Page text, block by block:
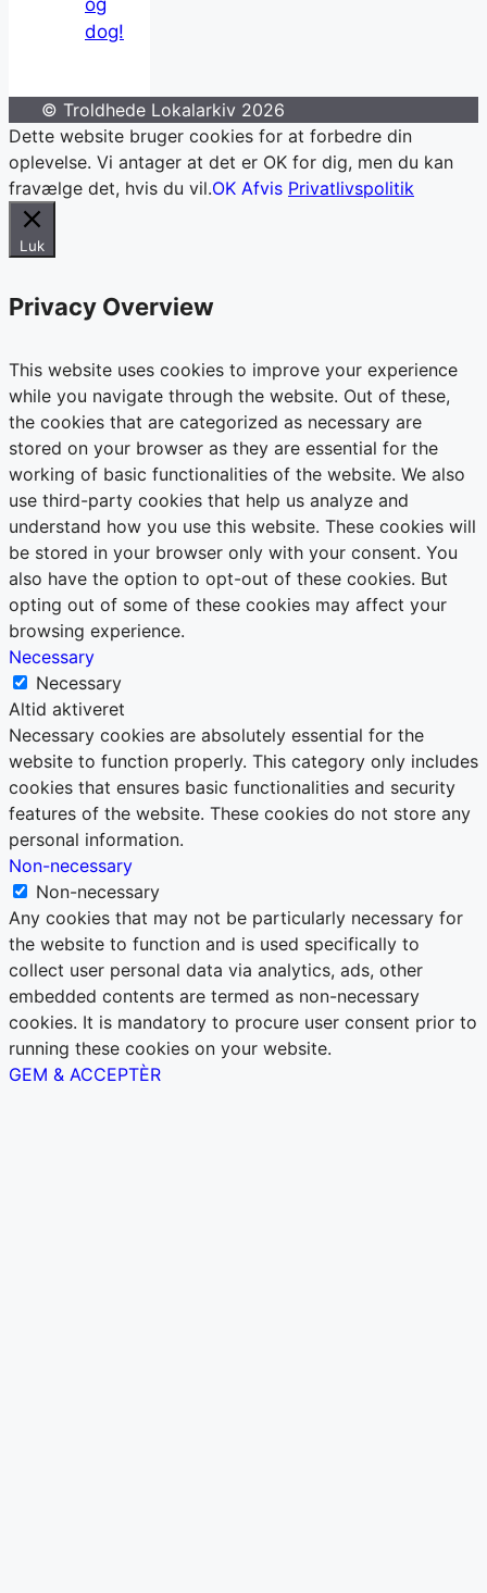
dog!
© Troldhede Lokalarkiv 2026
Dette website bruger cookies for at forbedre din
oplevelse. Vi antager at det er OK for dig, men du kan
fravælge det, hvis du vil.OK Afvis Privatlivspolitik
Luk
Privacy Overview
This website uses cookies to improve your experience
while you navigate through the website. Out of these,
the cookies that are categorized as necessary are
stored on your browser as they are essential for the
working of basic functionalities of the website. We also
use third-party cookies that help us analyze and
understand how you use this website. These cookies will
be stored in your browser only with your consent. You
also have the option to opt-out of these cookies. But
opting out of some of these cookies may affect your
browsing experience.
Necessary
Necessary
Altid aktiveret
Necessary cookies are absolutely essential for the
website to function properly. This category only includes
cookies that ensures basic functionalities and security
features of the website. These cookies do not store any
personal information.
Non-necessary
Non-necessary
Any cookies that may not be particularly necessary for
the website to function and is used specifically to
collect user personal data via analytics, ads, other
embedded contents are termed as non-necessary
cookies. It is mandatory to procure user consent prior to
running these cookies on your website.
GEM & ACCEPTÈR